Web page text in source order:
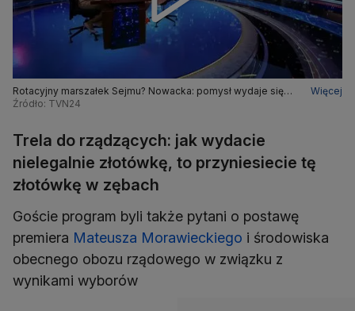
Rotacyjny marszałek Sejmu? Nowacka: pomysł wydaje się
jednym z dobrych
Więcej
Źródło: TVN24
Trela do rządzących: jak wydacie
nielegalnie złotówkę, to przyniesiecie tę
złotówkę w zębach
Goście program byli także pytani o postawę
premiera Mateusza Morawieckiego i środowiska
obecnego obozu rządowego w związku z
wynikami wyborów